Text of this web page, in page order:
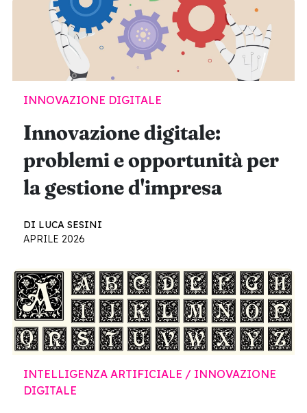
INNOVAZIONE DIGITALE
Innovazione digitale:
problemi e opportunità per
la gestione d'impresa
DI LUCA SESINI
APRILE 2026
INTELLIGENZA ARTIFICIALE / INNOVAZIONE
DIGITALE